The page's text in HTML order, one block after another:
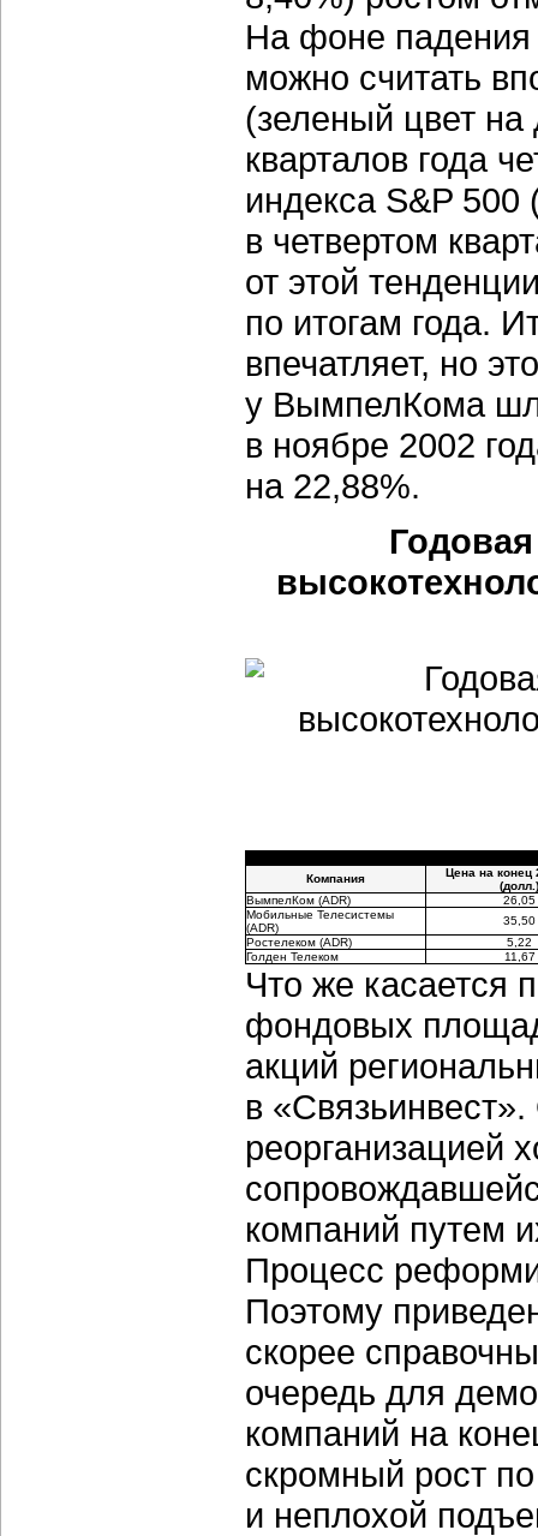
На фоне падения
можно считать
(зеленый цвет на
кварталов года
индекса S&P
в четвертом
от этой
по итогам года.
впечатляет, но
у ВымпелКома
в ноябре 2002
на 22,88%.
Компания
Цена на конец
(долл.)
ВымпелКом (ADR)
26,05
Мобильные Телесистемы
(ADR)
35,50
Ростелеком (ADR)
5,22
Голден Телеком
11,67
Что же касается
фондовых
акций
в
реорганизацией
компаний путем
Процесс
Поэтому
скорее
очередь для
компаний на
скромный рост
и неплохой